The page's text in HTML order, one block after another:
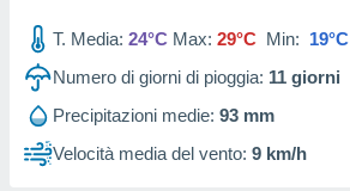
simili
T. Media: 24°C Max: 29°C Min: 19°C
Numero di giorni di pioggia: 11 giorni
Precipitazioni medie: 93 mm
Velocità media del vento: 9 km/h